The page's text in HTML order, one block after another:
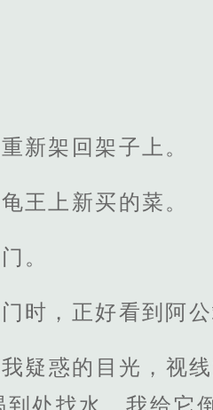
新架回架子上。
王上新买的菜。
。
时，正好看到阿公
疑惑的目光，视